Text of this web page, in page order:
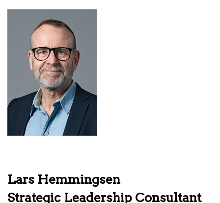
Lars Hemmingsen
Strategic Leadership Consultant